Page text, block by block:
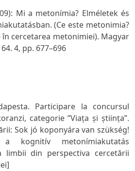
Mi a metonímia? Elméletek és
(Ce este metonimia?
cercetarea metonimiei). Magyar
64. 4, pp. 677–696
Participare la concursul
categorie ”Viața și știința”.
Sok jó koponyára van szükség!
kognitív metonímiakutatás
limbii din perspectiva cercetării